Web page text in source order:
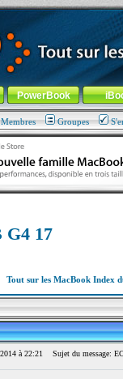
-Aller au menu de
PowerBook
Groupes
17
Tout sur les MacBook Index
à 22:21 Sujet du message: